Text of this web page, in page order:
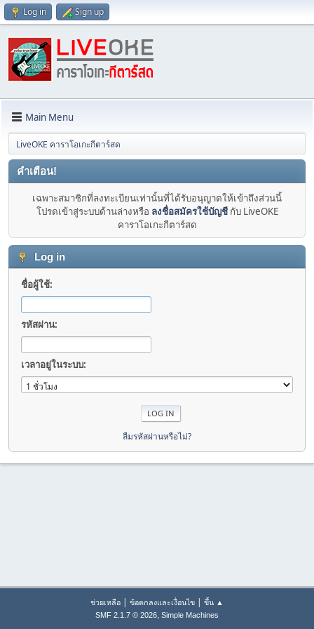
Log in Sign up
Main Menu
LiveOKE คาราโอเกะกีตาร์สด
คำเตือน!
เฉพาะสมาชิกที่ลงทะเบียนเท่านั้นที่ได้รับอนุญาตให้เข้าถึงส่วนนี้
โปรดเข้าสู่ระบบด้านล่างหรือ ลงชื่อสมัครใช้บัญชีกับ LiveOKE
คาราโอเกะกีตาร์สด
Log in
ชื่อผู้ใช้:
รหัสผ่าน:
เวลาอยู่ในระบบ:
ลืมรหัสผ่านหรือไม่?
ช่วยเหลือ | ข้อตกลงและเงื่อนไข | ขึ้น ▲
SMF 2.1.7 © 2026, Simple Machines